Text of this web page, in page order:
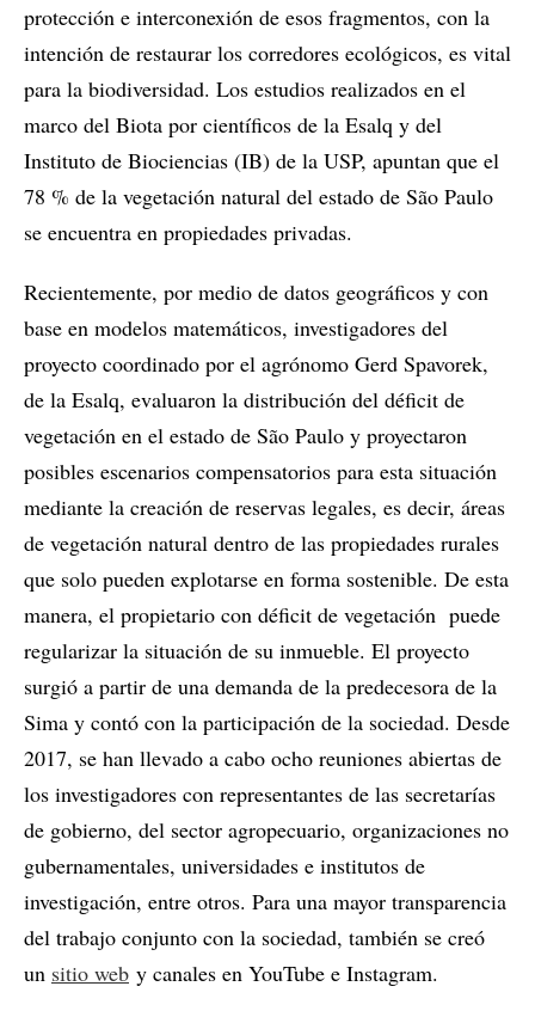
protección e interconexión de esos fragmentos, con la
intención de restaurar los corredores ecológicos, es vital
para la biodiversidad. Los estudios realizados en el
marco del Biota por científicos de la Esalq y del
Instituto de Biociencias (IB) de la USP, apuntan que el
78 % de la vegetación natural del estado de São Paulo
se encuentra en propiedades privadas.
Recientemente, por medio de datos geográficos y con
base en modelos matemáticos, investigadores del
proyecto coordinado por el agrónomo Gerd Spavorek,
de la Esalq, evaluaron la distribución del déficit de
vegetación en el estado de São Paulo y proyectaron
posibles escenarios compensatorios para esta situación
mediante la creación de reservas legales, es decir, áreas
de vegetación natural dentro de las propiedades rurales
que solo pueden explotarse en forma sostenible. De esta
manera, el propietario con déficit de vegetación puede
regularizar la situación de su inmueble. El proyecto
surgió a partir de una demanda de la predecesora de la
Sima y contó con la participación de la sociedad. Desde
2017, se han llevado a cabo ocho reuniones abiertas de
los investigadores con representantes de las secretarías
de gobierno, del sector agropecuario, organizaciones no
gubernamentales, universidades e institutos de
investigación, entre otros. Para una mayor transparencia
del trabajo conjunto con la sociedad, también se creó
un sitio web y canales en YouTube e Instagram.